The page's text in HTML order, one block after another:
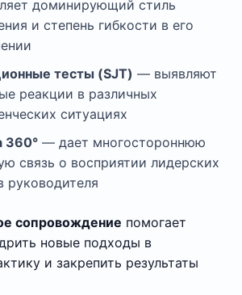
доминирующий стиль
и степень гибкости в его
тесты (SJT) — выявляют
реакции в различных
ситуациях
360° — дает многостороннюю
связь о восприятии лидерских
руководителя
сопровождение помогает
новые подходы в
и закрепить результаты